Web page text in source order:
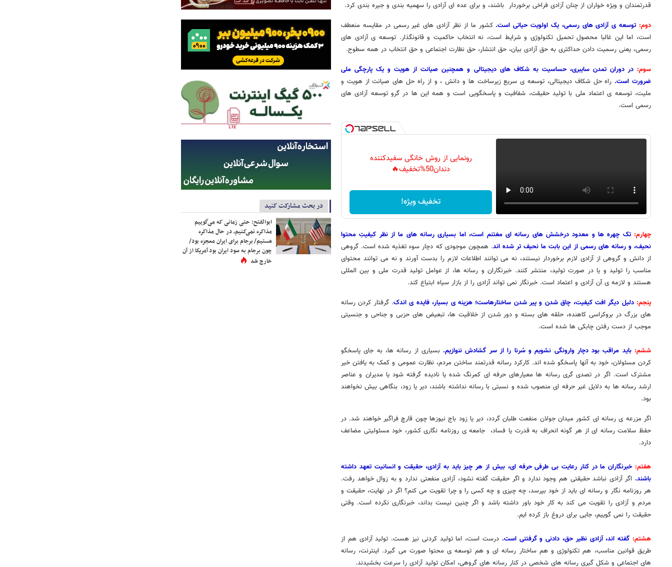
قدرتمندان و ویژه خواران از چنان آزادی فراخی برخوردار باشند، و برای عده ای آزادی را سهمیه بندی و جیره بندی کرد.
دوم: توسعه ی آزادی های رسمی، یک اولویت حیاتی است. کشور ما از نظر آزادی های غیر رسمی در مقایسه منعطف
است، اما این غالبا محصول تحمیل تکنولوژی و شرایط است، نه انتخاب حاکمیت و قانونگذار. توسعه ی آزادی های
رسمی، یعنی رسمیت دادن حداکثری به حق آزادی بیان، حق انتشار، حق نظارت اجتماعی و حق انتخاب در همه سطوح.
سوم: در دوران تمدن سایبری، حساسیت به شکاف های دیجیتالی و همچنین صیانت از هویت و یک پارچگی ملی
ضرورت است. راه حل شکاف دیجیتالی، توسعه ی سریع زیرساخت ها و دانش ، و از راه حل های صیانت از هویت و
ملیت، توسعه ی اعتماد ملی با تولید حقیقت، شفافیت و پاسخگویی است و همه این ها در گرو توسعه آزادی های
رسمی است.
رونمایی از روش خانگی سفیدکننده
دندان50%تخفیف🔥
تخفیف ویژه!
چهارم:تک چهره ها و معدود درخشش های رسانه ای مغتنم است، اما بسیاری رسانه های ما از نظر کیفیتِ محتوا
نحیف، و رسانه های رسمی از این بابت ما نحیف تر شده اند. همچون موجودی که دچار سوء تغذیه شده است. گروهی
از دانش و گروهی از آزادی لازم برخوردار نیستند، نه می توانند اطلاعات لازم را بدست آورند و نه می توانند محتوای
مناسب را تولید و یا در صورت تولید، منتشر کنند. خبرنگاران و رسانه ها، از عوامل تولید قدرت ملی و بین المللی
هستند و لازمه ی آن آزادی و اعتماد است. خبرنگار نمی تواند آزادی را از بازار سیاه ابتیاع کند.
پنجم: دلیل دیگر افت کیفیت، چاق شدن و پیر شدن ساختارهاست؛ هزینه ی بسیار، فایده ی اندک. گرفتار کردن رسانه
های بزرگ در بروکراسی کاهنده، حلقه های بسته و دور شدن از خلاقیت ها، تبعیض های حزبی و جناحی و جنسیتی
موجب از دست رفتن چابکی ها شده است.
ششم: باید مراقب بود دچار وارونگی نشویم و سُرنا را از سر گشادش ننوازیم. بسیاری از رسانه ها، به جای پاسخگو
کردن مسئولان، خود به آنها پاسخگو شده اند. کارکرد رسانه قدرتمند ساختن مردم، نظارت عمومی و کمک به یافتن خیر
مشترک است. اگر در تصدی گری رسانه ها معیارهای حرفه ای کمرنگ شده یا نادیده گرفته شود یا مدیران و عناصر
ارشد رسانه ها به دلایل غیر حرفه ای منصوب شده و نسبتی با رسانه نداشته باشند، دیر یا زود، بنگاهی بیش نخواهند
بود.
اگر مزرعه ی رسانه ای کشور میدان جولان منفعت طلبان گردد، دیر یا زود باج نیوزها چون قارچ فراگیر خواهند شد. در
حفظ سلامت رسانه ای از هر گونه انحراف به قدرت یا فساد، جامعه ی روزنامه نگاری کشور، خود مسئولیتی مضاعف
دارد.
هفتم:خبرنگاران ما در کنار رعایت بی طرفی حرفه ای، بیش از هر چیز باید به آزادی، حقیقت و انسانیت تعهد داشته
باشند. اگر آزادی نباشد حقیقتی هم وجود ندارد و اگر حقیقت گفته نشود، آزادی منفعتی ندارد و به زوال خواهد رفت.
هر روزنامه نگار و رسانه ای باید از خود بپرسد، چه چیزی و چه کسی را و چرا تقویت می کنم؟ اگر در نهایت، حقیقت و
مردم و آزادی را تقویت می کند به کار خود باور داشته باشد و اگر چنین نیست بداند، خبرنگاری نکرده است. وقتی
حقیقت را نمی گوییم، جایی برای دروغ باز کرده ایم.
هشتم: گفته اند، آزادی نظیر حق، دادنی و گرفتنی است. درست است، اما تولید کردنی نیز هست. تولید آزادی هم از
طریق قوانین مناسب، هم تکنولوژی و هم ساختار رسانه ای و هم توسعه ی محتوا صورت می گیرد. اینترنت، رسانه
های اجتماعی و شکل گیری رسانه های شخصی در کنار رسانه های گروهی، امکان تولید آزادی را سرعت بخشیدند.
در بحث مشارکت کنید
ابوالفتح: حتی زمانی که می‌گوییم
مذاکره نمی‌کنیم، در حال مذاکره
هستیم/ برجام برای ایران معجزه بود/
چون برجام به سود ایران بود آمریکا از آن
خارج شد